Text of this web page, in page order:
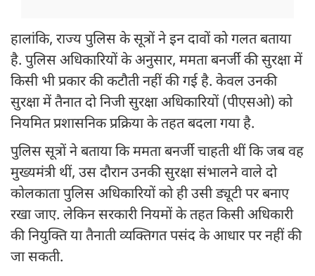
हालांकि, राज्य पुलिस के सूत्रों ने इन दावों को गलत बताया
है. पुलिस अधिकारियों के अनुसार, ममता बनर्जी की सुरक्षा में
किसी भी प्रकार की कटौती नहीं की गई है. केवल उनकी
सुरक्षा में तैनात दो निजी सुरक्षा अधिकारियों (पीएसओ) को
नियमित प्रशासनिक प्रक्रिया के तहत बदला गया है.
पुलिस सूत्रों ने बताया कि ममता बनर्जी चाहती थीं कि जब वह
मुख्यमंत्री थीं, उस दौरान उनकी सुरक्षा संभालने वाले दो
कोलकाता पुलिस अधिकारियों को ही उसी ड्यूटी पर बनाए
रखा जाए. लेकिन सरकारी नियमों के तहत किसी अधिकारी
की नियुक्ति या तैनाती व्यक्तिगत पसंद के आधार पर नहीं की
जा सकती.